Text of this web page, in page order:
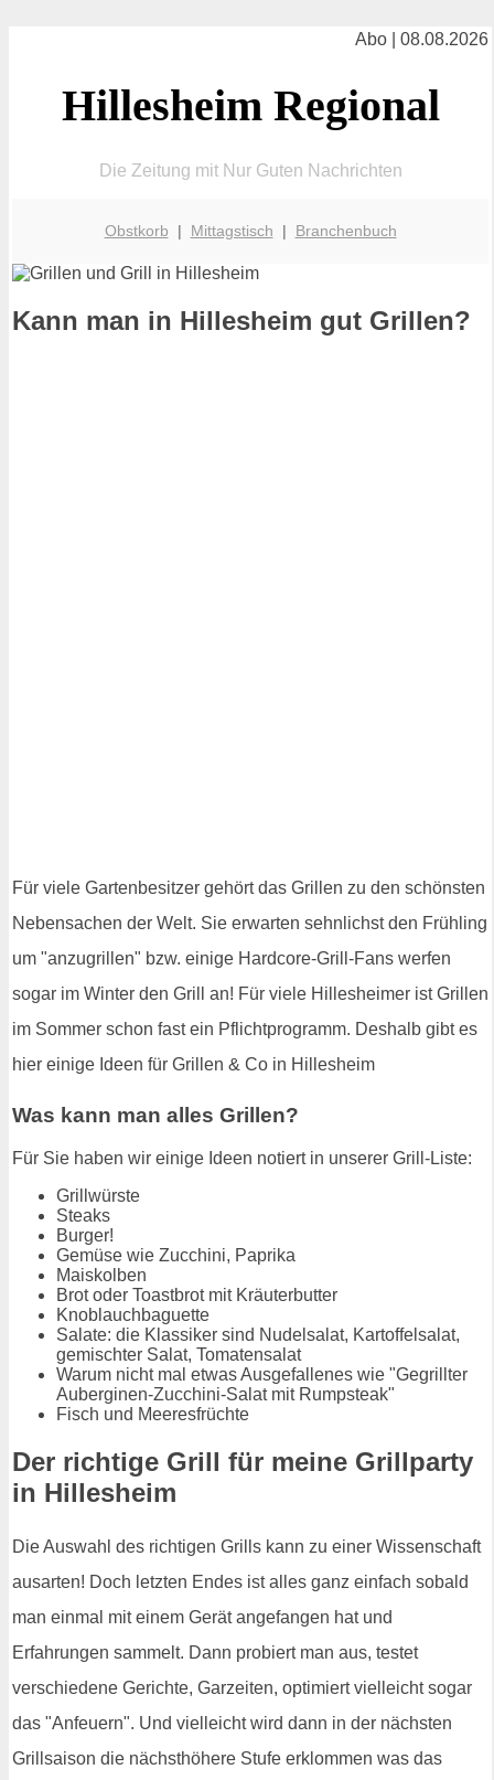
Abo | 08.08.2026
Hillesheim Regional
Die Zeitung mit Nur Guten Nachrichten
Obstkorb | Mittagstisch | Branchenbuch
Kann man in Hillesheim gut Grillen?
Für viele Gartenbesitzer gehört das Grillen zu den schönsten
Nebensachen der Welt. Sie erwarten sehnlichst den Frühling
um "anzugrillen" bzw. einige Hardcore-Grill-Fans werfen
sogar im Winter den Grill an! Für viele Hillesheimer ist Grillen
im Sommer schon fast ein Pflichtprogramm. Deshalb gibt es
hier einige Ideen für Grillen & Co in Hillesheim
Was kann man alles Grillen?
Für Sie haben wir einige Ideen notiert in unserer Grill-Liste:
Grillwürste
Steaks
Burger!
Gemüse wie Zucchini, Paprika
Maiskolben
Brot oder Toastbrot mit Kräuterbutter
Knoblauchbaguette
Salate: die Klassiker sind Nudelsalat, Kartoffelsalat,
gemischter Salat, Tomatensalat
Warum nicht mal etwas Ausgefallenes wie "Gegrillter
Auberginen-Zucchini-Salat mit Rumpsteak"
Fisch und Meeresfrüchte
Der richtige Grill für meine Grillparty
in Hillesheim
Die Auswahl des richtigen Grills kann zu einer Wissenschaft
ausarten! Doch letzten Endes ist alles ganz einfach sobald
man einmal mit einem Gerät angefangen hat und
Erfahrungen sammelt. Dann probiert man aus, testet
verschiedene Gerichte, Garzeiten, optimiert vielleicht sogar
das "Anfeuern". Und vielleicht wird dann in der nächsten
Grillsaison die nächsthöhere Stufe erklommen was das